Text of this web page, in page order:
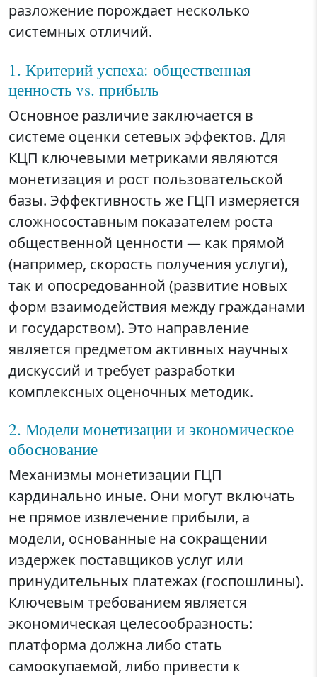
разложение порождает несколько
системных отличий.
1. Критерий успеха: общественная
ценность vs. прибыль
Основное различие заключается в
системе оценки сетевых эффектов. Для
КЦП ключевыми метриками являются
монетизация и рост пользовательской
базы. Эффективность же ГЦП измеряется
сложносоставным показателем роста
общественной ценности — как прямой
(например, скорость получения услуги),
так и опосредованной (развитие новых
форм взаимодействия между гражданами
и государством). Это направление
является предметом активных научных
дискуссий и требует разработки
комплексных оценочных методик.
2. Модели монетизации и экономическое
обоснование
Механизмы монетизации ГЦП
кардинально иные. Они могут включать
не прямое извлечение прибыли, а
модели, основанные на сокращении
издержек поставщиков услуг или
принудительных платежах (госпошлины).
Ключевым требованием является
экономическая целесообразность:
платформа должна либо стать
самоокупаемой, либо привести к